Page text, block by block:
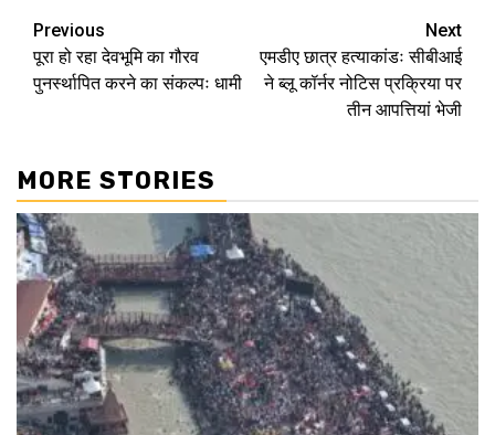
Continue
Reading
Previous
पूरा हो रहा देवभूमि का गौरव
पुनर्स्थापित करने का संकल्पः धामी
Next
एमडीए छात्र हत्याकांडः सीबीआई
ने ब्लू कॉर्नर नोटिस प्रक्रिया पर
तीन आपत्तियां भेजी
MORE STORIES